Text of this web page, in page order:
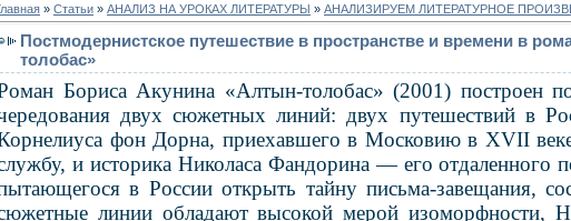
» Статьи » АНАЛИЗ НА УРОКАХ ЛИТЕРАТУРЫ » АНАЛИЗИРУЕМ ЛИТЕРАТУРНОЕ
Постмодернистское путешествие в пространстве и времени в
толобас»
Бориса Акунина «Алтын-толобас» (2001) построен
двух сюжетных линий: двух путешествий в
фон Дорна, приехавшего в Московию в XVII
и историка Николаса Фандорина — его отдаленного
в России открыть тайну письма-завещания,
линии обладают высокой мерой изоморфности,